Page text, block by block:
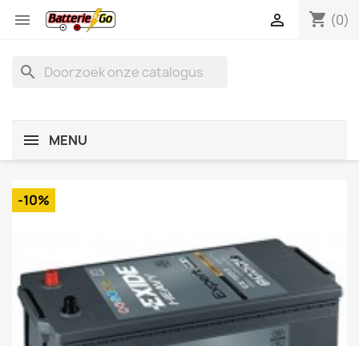
 shopping_cart (0)

search
MENU
-10%